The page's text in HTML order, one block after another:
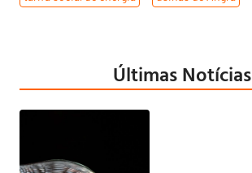
Últimas Notícias